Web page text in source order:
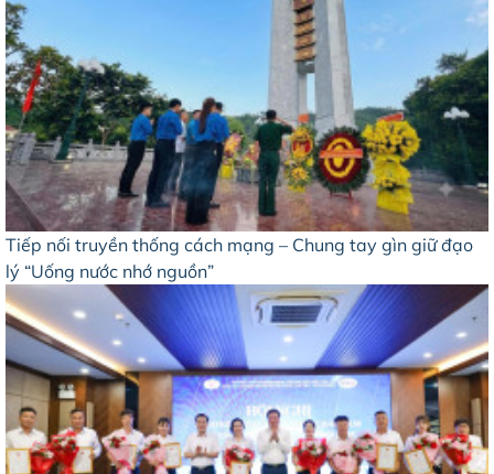
Tiếp nối truyền thống cách mạng – Chung tay gìn giữ đạo
lý “Uống nước nhớ nguồn”